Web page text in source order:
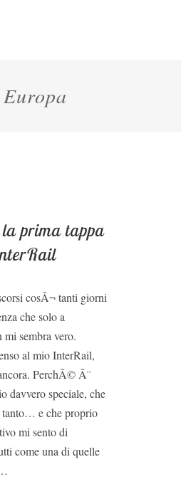
Europa
prima tappa
cosÃ¬ tanti giorni
che solo a
sembra vero.
al mio InterRail,
PerchÃ© Ã¨
davvero speciale, che
tanto… e che proprio
mi sento di
come una di quelle